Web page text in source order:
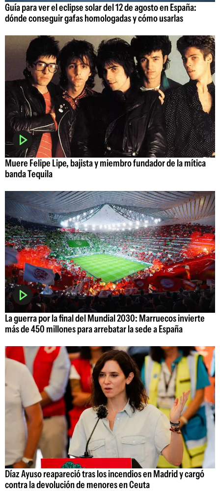
Guía para ver el eclipse solar del 12 de agosto en España:
dónde conseguir gafas homologadas y cómo usarlas
Muere Felipe Lipe, bajista y miembro fundador de la mítica
banda Tequila
La guerra por la final del Mundial 2030: Marruecos invierte
más de 450 millones para arrebatar la sede a España
Díaz Ayuso reapareció tras los incendios en Madrid y cargó
contra la devolución de menores en Ceuta